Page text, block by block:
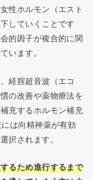
性ホルモン（エスト
していくことです
的因子が複合的に関
います。
経腟超音波（エコ
の改善や薬物療法を
充するホルモン補充
は向精神薬が有効
択されます。
るため進行するまで